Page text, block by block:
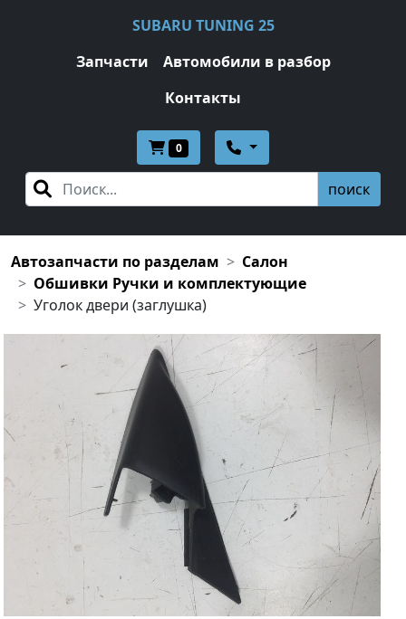
SUBARU TUNING 25
Запчасти
Автомобили в разбор
Контакты
0
поиск
Автозапчасти по разделам
Салон
Обшивки Ручки и комплектующие
Уголок двери (заглушка)